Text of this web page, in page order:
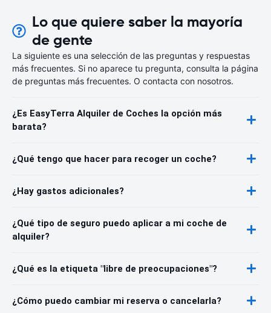
Lo que quiere saber la mayoría
de gente
La siguiente es una selección de las preguntas y respuestas
más frecuentes. Si no aparece tu pregunta, consulta la página
de preguntas más frecuentes. O contacta con nosotros.
¿Es EasyTerra Alquiler de Coches la opción más
barata?
¿Qué tengo que hacer para recoger un coche?
¿Hay gastos adicionales?
¿Qué tipo de seguro puedo aplicar a mi coche de
alquiler?
¿Qué es la etiqueta "libre de preocupaciones"?
¿Cómo puedo cambiar mi reserva o cancelarla?